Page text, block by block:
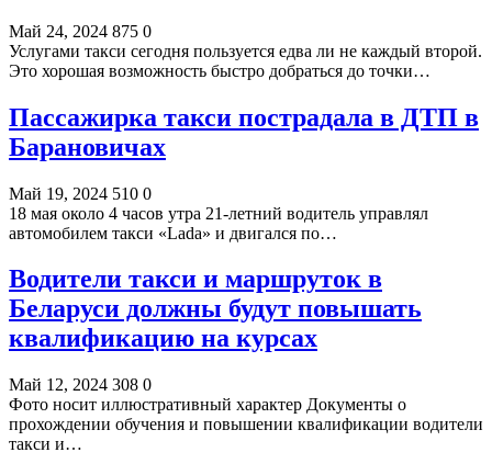
Май 24, 2024 875 0
Услугами такси сегодня пользуется едва ли не каждый второй.
Это хорошая возможность быстро добраться до точки…
Пассажирка такси пострадала в ДТП в
Барановичах
Май 19, 2024 510 0
18 мая около 4 часов утра 21-летний водитель управлял
автомобилем такси «Lada» и двигался по…
Водители такси и маршруток в
Беларуси должны будут повышать
квалификацию на курсах
Май 12, 2024 308 0
Фото носит иллюстративный характер Документы о
прохождении обучения и повышении квалификации водители
такси и…